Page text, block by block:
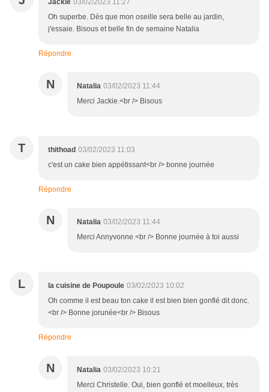
Jackie 03/02/2023 11:27
Oh superbe. Dès que mon oseille sera belle au jardin,
j'essaie. Bisous et belle fin de semaine Natalia
Répondre
N Natalia 03/02/2023 11:44
Merci Jackie.<br /> Bisous
T thithoad 03/02/2023 11:03
c'est un cake bien appétissant<br /> bonne journée
Répondre
N Natalia 03/02/2023 11:44
Merci Annyvonne.<br /> Bonne journée à toi aussi
L la cuisine de Poupoule 03/02/2023 10:02
Oh comme il est beau ton cake il est bien bien gonflé dit donc.
<br /> Bonne jorunée<br /> Bisous
Répondre
N Natalia 03/02/2023 10:21
Merci Christelle. Oui, bien gonflé et moelleux, très